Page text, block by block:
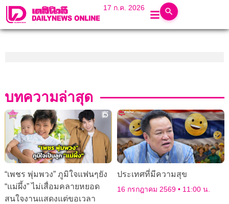
17 ก.ค. 2026
บทความล่าสุด
“เพชร พุ่มพวง” ภูมิใจแฟนๆยัง
“แม่ผึ้ง” ไม่เสื่อมคลายหยอด
สนใจงานแสดงแต่ขอเวลา
ประเทศที่มีความสุข
16 กรกฎาคม 2569 11:00 น.